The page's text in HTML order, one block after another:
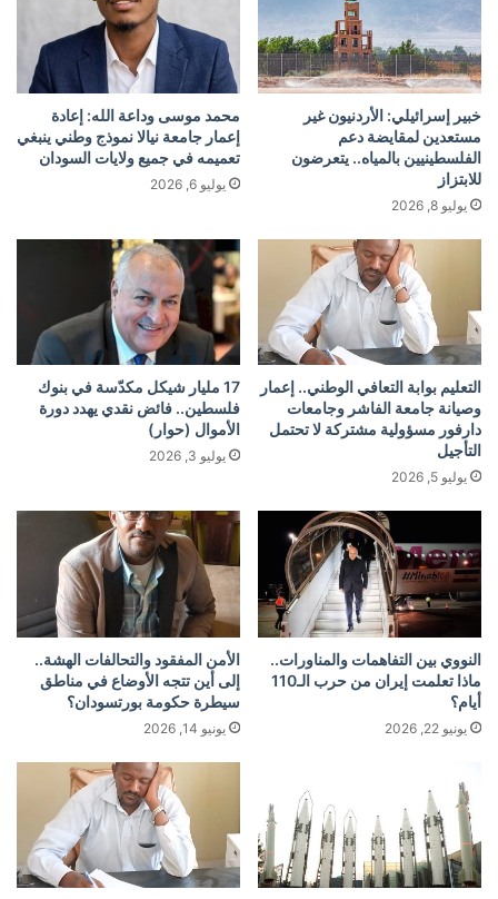
خبير إسرائيلي: الأردنيون غير
مستعدين لمقايضة دعم
الفلسطينيين بالمياه.. يتعرضون
للابتزاز
يوليو 8, 2026
محمد موسى وداعة الله: إعادة
إعمار جامعة نيالا نموذج وطني ينبغي
تعميمه في جميع ولايات السودان
يوليو 6, 2026
التعليم بوابة التعافي الوطني.. إعمار
وصيانة جامعة الفاشر وجامعات
دارفور مسؤولية مشتركة لا تحتمل
التأجيل
يوليو 5, 2026
17 مليار شيكل مكدّسة في بنوك
فلسطين.. فائض نقدي يهدد دورة
الأموال (حوار)
يوليو 3, 2026
النووي بين التفاهمات والمناورات..
ماذا تعلمت إيران من حرب الـ110
أيام؟
يونيو 22, 2026
الأمن المفقود والتحالفات الهشة..
إلى أين تتجه الأوضاع في مناطق
سيطرة حكومة بورتسودان؟
يونيو 14, 2026